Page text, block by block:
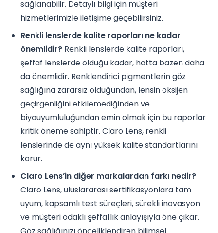
sağlanabilir. Detaylı bilgi için müşteri
hizmetlerimizle iletişime geçebilirsiniz.
Renkli lenslerde kalite raporları ne kadar
önemlidir? Renkli lenslerde kalite raporları,
şeffaf lenslerde olduğu kadar, hatta bazen daha
da önemlidir. Renklendirici pigmentlerin göz
sağlığına zararsız olduğundan, lensin oksijen
geçirgenliğini etkilemediğinden ve
biyouyumluluğundan emin olmak için bu raporlar
kritik öneme sahiptir. Claro Lens, renkli
lenslerinde de aynı yüksek kalite standartlarını
korur.
Claro Lens’in diğer markalardan farkı nedir?
Claro Lens, uluslararası sertifikasyonlara tam
uyum, kapsamlı test süreçleri, sürekli inovasyon
ve müşteri odaklı şeffaflık anlayışıyla öne çıkar.
Göz sağlığınızı önceliklendiren bilimsel